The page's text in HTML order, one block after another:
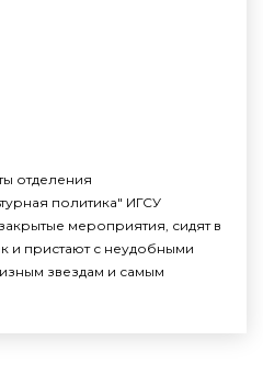
отделения
политика" ИГСУ
мероприятия, сидят в
и пристают с неудобными
звездам и самым